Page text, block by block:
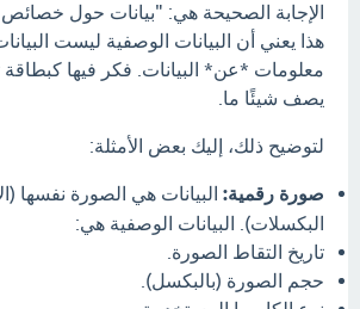
الإجابة الصحيحة هي: "بيانات حول خصائص
هذا يعني أن البيانات الوصفية ليست
معلومات *عن* البيانات. فكر فيها
يصف شيئًا ما.
لتوضيح ذلك، إليك بعض الأمثلة:
صورة رقمية: البيانات هي الصورة نفسها
البكسلات). البيانات الوصفية هي:
تاريخ التقاط الصورة.
حجم الصورة (بالبكسل).